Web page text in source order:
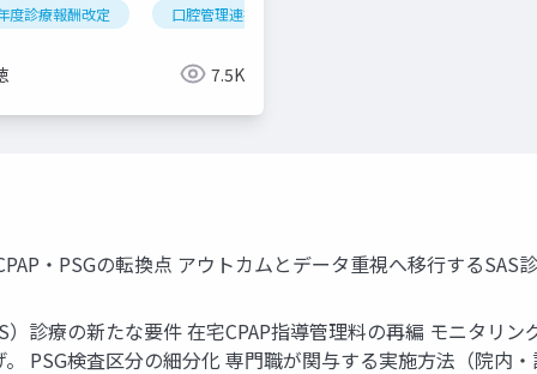
介 外来機能分化 クリニック経営
度診療報酬改定 口腔管理連携加算
7.5K
・PSGの転換点 アウトカムとデータ重視へ移行するSAS
診療の新たな要件 在宅CPAP指導管理料の再編 モニタリ
PSG検査区分の細分化 専門職が関与する実施方法（院内